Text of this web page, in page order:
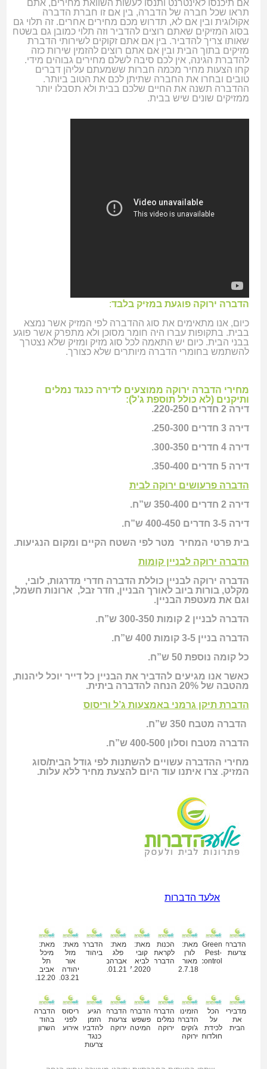
אם תיכנסו לאינטרנט ותנסו לעשות השוואת מחירים, אתם
תראו שכל חברה של הדברה, בין אם זו חברת הדברה
אקולוגית ובין אם לא, תדרוש מכם מחירים אחרים. זה תלוי גם
בסוג המזיקים שאתם רוצים להדביר וזה תלוי כמובן גם בשטח
שאותו צריך להדביר. בין אם אתם זקוקים לשירותי הדברת
מזיקים בתוך הבית ובין אם אתם רוצים להזמין שירות כזה
להדברת הגינה, אין לכם סיבה לשלם מחירים גבוהים מידי.
קחו הצעות מחיר מכמה חברות ששמעתם עליהן דברים
טובים ובחרו את החברה שתיתן לכם את הטוב ביותר.
ההדברה תשנה את החיים שלכם בבית ולא תסבלו יותר
ממזיקים שונים שיש בבית.
הדברה ירוקה פוגעת במזיק בלבד:
כיום, אנו מתאימים את סוג ההדברה לפי המזיק אשר נמצא
בבית. בתקופות עברו היה חומר מסוכן ולא מתפרק אשר פוגע
בבני הבית. כיום יש התאמה לכל סוג מזיק ומזיק שלא נצטרך
להשתמש בחומרי הדברה מיותרים שלא כצורך.
מחירי הדברה ירוקה ממוצעים לדירה כנגד נמלים
ותיקנים (לא כולל תוספת ג’ל):
דירה 2 חדרים 220-250.
דירה 3 חדרים 250-300.
דירה 4 חדרים 300-350.
דירה 5 חדרים 350-400.
הדברה פרעושים ירוקה לבית
דירה 2 חדרים 350-400 ש”ח.
דירה 3-5 חדרים 400-450 ש”ח.
בית פרטי המחיר מטר לפי השטח הקיים ומקום הנגיעות.
הדברה ירוקה לבניין קומות
הדברה ירוקה לבניין כוללת הדברה חדרי מדרגות, לובי,
מקלט, בורות ביוב לאורך הבניין, חדר זבל, ארונות חשמל,
וגם את מעטפת הבניין.
הדברה לבניין 2 קומות 300-350 ש”ח.
הדברה בניין 3-5 קומות 400 ש”ח.
כל קומה נוספת 50 ש”ח.
כאשר אנו מגיעים להדביר את הבניין כל דייר יוכל ליהנות,
מהטבה של 20% הנחה להדברה ביתית.
הדברת תיקן גרמני באמצעות ג’ל וריסוס
הדברה מטבח 350 ש”ח.
הדברה מטבח וסלון 400-500 ש”ח.
מחירי ההדברה עשויים להשתנות לפי גודל הבית/סוג
המזיק. צרו איתנו עוד היום להצעת מחיר ללא עלות.
אלעד הדברות
הדברת
צרעות
Green
Pest-
control
מאת:
לורן
מאור
22.7.18
הכנות
לקראת
הדברה
מאת:
קובי
לביא
09.07.2020
מאת:
פלג
אברהם
28.01.21
הדברה
ביהוד
מאת:
מזל
אור
יהודה
02.03.21
מאת:
מיכל
תל
אביב
11.12.20
מדבירים
את
הבית
הכל
על
לכידת
חולדות
הזמינו
הדברת
ג'וקים
ירוקה
הדברת
נמלים
ירוקה
הדברת
פשפש
המיטה
הדברת
צרעות
ירוקה
הגיע
הזמן
להדביר
כנגד
צרעות
ריסוס
לפני
אירוע
הדברה
בהוד
השרון